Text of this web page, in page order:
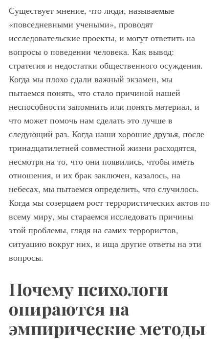
Существует мнение, что люди, называемые
«повседневными учеными», проводят
исследовательские проекты, и могут ответить на
вопросы о поведении человека. Как вывод:
стратегия и недостатки общественного осуждения.
Когда мы плохо сдали важный экзамен, мы
пытаемся понять, что стало причиной нашей
неспособности запомнить или понять материал, и
что может помочь нам сделать это лучше в
следующий раз. Когда наши хорошие друзья, после
тринадцатилетней совместной жизни расходятся,
несмотря на то, что они появились, чтобы иметь
отношения, и их брак заключен, казалось, на
небесах, мы пытаемся определить, что случилось.
Когда мы созерцаем рост террористических актов по
всему миру, мы стараемся исследовать причины
этой проблемы, глядя на самих террористов,
ситуацию вокруг них, и ища другие ответы на эти
вопросы.
Почему психологи
опираются на
эмпирические методы